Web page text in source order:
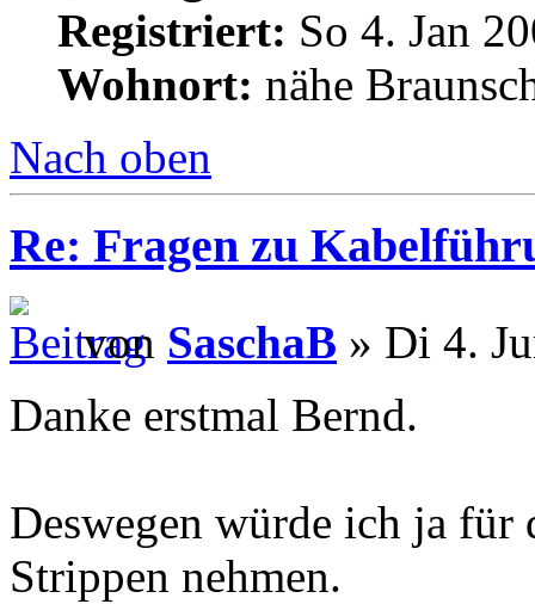
Registriert: So 4. Jan
Wohnort: nähe
Nach oben
Re: Fragen zu
von SaschaB » Di 4.
Danke erstmal Bernd.
Deswegen würde ich ja für
Strippen nehmen.